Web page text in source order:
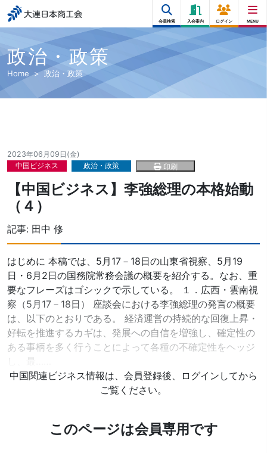
大連日本商工会
会員検索 入会案内 ログイン MENU
政治・政策
Home 政治・政策
2023年06月09日(金)
中国ビジネス
政治・政策 印刷
【中国ビジネス】李強総理の本格始動
（４）
記事: 田中 修
はじめに 本稿では、5月17－18日の山東省視察、5月19
日・6月2日の国務院常務会議の概要を紹介する。なお、重
要なフレーズはゴシックで示している。 １．広西・雲南視
察（5月17－18日） 座談会における李強総理の発言の概要
は、以下のとおりである。 経済運営の持続的な回復上昇・
好転を推進するカギは、発展への自信を増強し、確定性の
ある事柄を多く行うことによって各種の不確定性をヘッジ
し、最……
中国関連ビジネス情報は、会員登録後、ログインしてから
ご覧ください。
このページは会員専用です